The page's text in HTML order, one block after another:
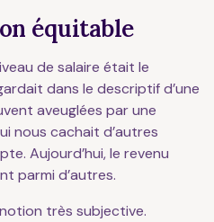
équitable
de salaire était le
dans le descriptif d’une
aveuglées par une
nous cachait d’autres
Aujourd’hui, le revenu
parmi d’autres.
très subjective.